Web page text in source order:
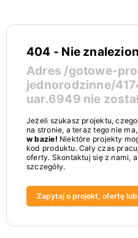
404 - Nie
Adres /gotowe-
jednorodzinne/
uar.6949 nie
Jeżeli szukasz projektu,
na stronie, a teraz tego nie
w bazie! Niektóre projekty
kod produktu. Cały czas
oferty. Skontaktuj się z nami,
szczegóły.
Zapytaj o projekt, ofertę